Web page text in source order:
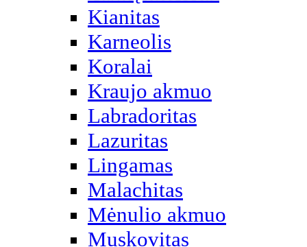
Kianitas
Karneolis
Koralai
Kraujo akmuo
Labradoritas
Lazuritas
Lingamas
Malachitas
Mėnulio akmuo
Muskovitas